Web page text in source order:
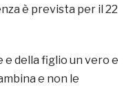
è prevista per il 22
e della figlio un vero e
e non le